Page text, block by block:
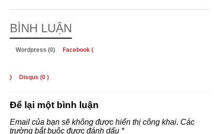
BÌNH LUẬN
Wordpress (0) Facebook (
) Disqus (0 )
Để lại một bình luận
Email của bạn sẽ không được hiển thị công khai. Các
trường bắt buộc được đánh dấu *